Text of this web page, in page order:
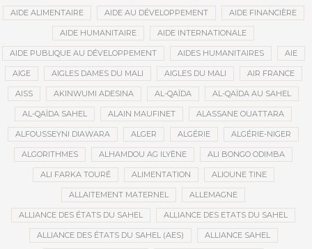
AIDE ALIMENTAIRE AIDE AU DÉVELOPPEMENT AIDE FINANCIÈRE
AIDE HUMANITAIRE AIDE INTERNATIONALE
AIDE PUBLIQUE AU DÉVELOPPEMENT AIDES HUMANITAIRES AIE
AIGE AIGLES DAMES DU MALI AIGLES DU MALI AIR FRANCE
AISS AKINWUMI ADESINA AL-QAÏDA AL-QAÏDA AU SAHEL
AL-QAÏDA SAHEL ALAIN MAUFINET ALASSANE OUATTARA
ALFOUSSEYNI DIAWARA ALGER ALGÉRIE ALGÉRIE-NIGER
ALGORITHMES ALHAMDOU AG ILYÈNE ALI BONGO ODIMBA
ALI FARKA TOURÉ ALIMENTATION ALIOUNE TINE
ALLAITEMENT MATERNEL ALLEMAGNE
ALLIANCE DES ÉTATS DU SAHEL ALLIANCE DES ETATS DU SAHEL
ALLIANCE DES ÉTATS DU SAHEL (AES) ALLIANCE SAHEL